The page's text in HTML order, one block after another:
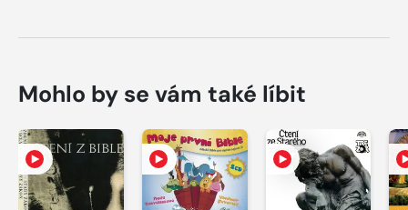
Mohlo by se vám také líbit